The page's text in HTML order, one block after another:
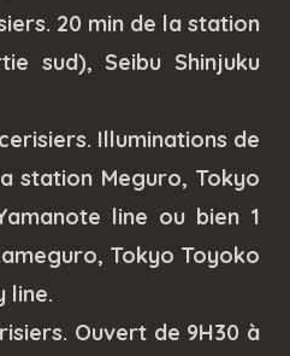
20 min de la station
sud), Seibu Shinjuku
Illuminations de
station Meguro, Tokyo
line ou bien 1
Tokyo Toyoko
line.
Ouvert de 9H30 à